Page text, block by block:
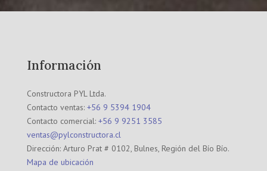
Información
Constructora PYL Ltda.
Contacto ventas: +56 9 5394 1904
Contacto comercial: +56 9 9251 3585
ventas@pylconstructora.cl
Dirección: Arturo Prat # 0102, Bulnes, Región del Bío Bío.
Mapa de ubicación